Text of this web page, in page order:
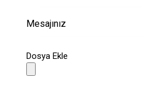
Dosya Ekle